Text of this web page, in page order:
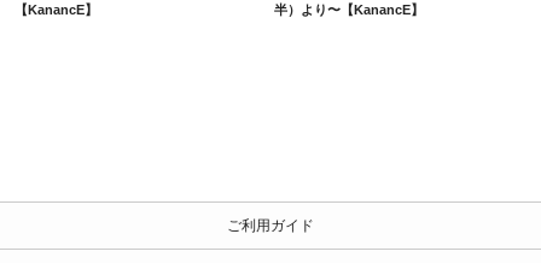
【KanancE】
半）より〜【KanancE】
ご利用ガイド